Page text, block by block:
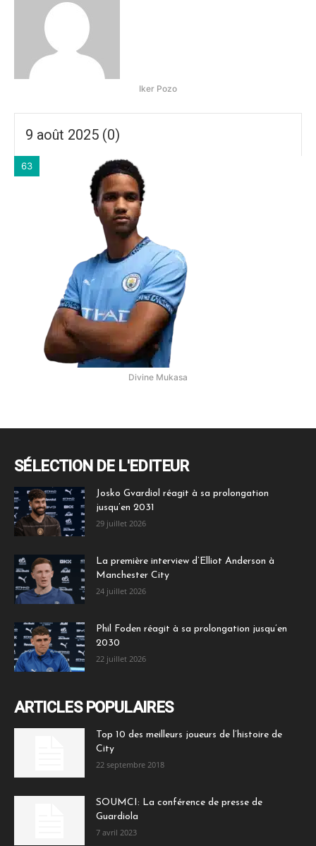
Iker Pozo
9 août 2025 (0)
63
Divine Mukasa
SÉLECTION DE L'EDITEUR
Josko Gvardiol réagit à sa prolongation
jusqu’en 2031
29 juillet 2026
La première interview d’Elliot Anderson à
Manchester City
24 juillet 2026
Phil Foden réagit à sa prolongation jusqu’en
2030
22 juillet 2026
ARTICLES POPULAIRES
Top 10 des meilleurs joueurs de l’histoire de
City
22 septembre 2018
SOUMCI: La conférence de presse de
Guardiola
7 avril 2023